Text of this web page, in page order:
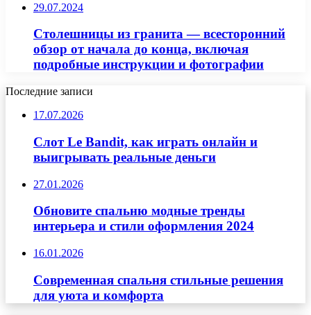
29.07.2024
Столешницы из гранита — всесторонний
обзор от начала до конца, включая
подробные инструкции и фотографии
Последние записи
17.07.2026
Слот Le Bandit, как играть онлайн и
выигрывать реальные деньги
27.01.2026
Обновите спальню модные тренды
интерьера и стили оформления 2024
16.01.2026
Современная спальня стильные решения
для уюта и комфорта